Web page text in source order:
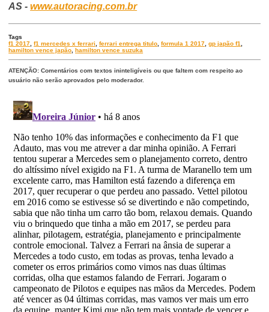
AS -www.autoracing.com.br
Tags
f1 2017 ,f1 mercedes x ferrari ,ferrari entrega titulo ,formula 1 2017 ,gp japão f1
hamilton vence japão ,hamilton vence suzuka
ATENÇÃO: Comentários com textos ininteligíveis ou que faltem com respeito ao
usuário não serão aprovados pelo moderador.